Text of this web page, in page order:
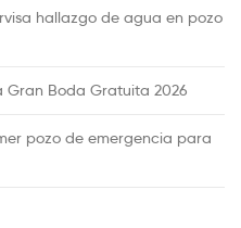
hallazgo de agua en pozo
Gran Boda Gratuita 2026
pozo de emergencia para